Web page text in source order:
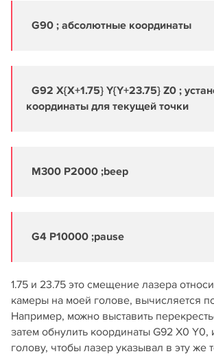
G90 ; абсолютные координаты
G92 X{X+1.75} Y{Y+23.75} Z0 ;
координаты для текущей точки
M300 P2000 ;beep
G4 P10000 ;pause
1.75 и 23.75 это смещение лазера
камеры на моей голове, вычисляется
Например, можно выставить
затем обнулить координаты G92 X0 Y0,
голову, чтобы лазер указывал в эту же